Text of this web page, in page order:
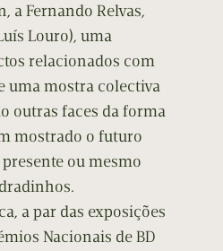
a Fernando Relvas,
Louro), uma
relacionados com
uma mostra colectiva
outras faces da forma
mostrado o futuro
ou mesmo
a par das exposições
Nacionais de BD